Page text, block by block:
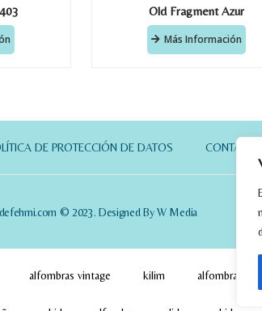
Old Fragment Azur
Más Información
DE PROTECCIÓN DE DATOS CONTACTO
© 2023. Designed By W Media
alfombras vintage kilim alfombras